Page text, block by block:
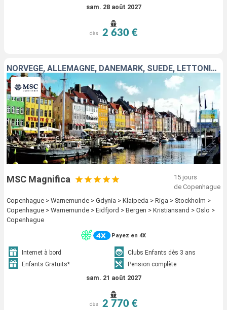
sam. 28 août 2027
dès 2 630 €
NORVÈGE, ALLEMAGNE, DANEMARK, SUÈDE, LETTONIE, POLOGNE, LITUANIE
MSC Magnifica
15 jours
de Copenhague
Copenhague > Warnemunde > Gdynia > Klaipeda > Riga > Stockholm >
Copenhague > Warnemunde > Eidfjord > Bergen > Kristiansand > Oslo >
Copenhague
Payez en 4X
Internet à bord
Clubs Enfants dès 3 ans
Enfants Gratuits*
Pension complète
sam. 21 août 2027
dès 2 770 €